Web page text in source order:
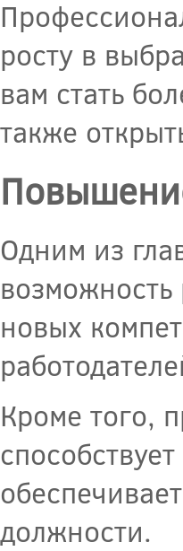
росту в
вам стать
также
Одним из
новых
Кроме того,
должности.